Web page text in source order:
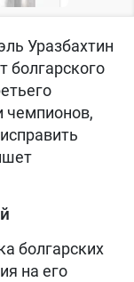
Уразбахтин
болгарского
чемпионов,
болгарских
на его